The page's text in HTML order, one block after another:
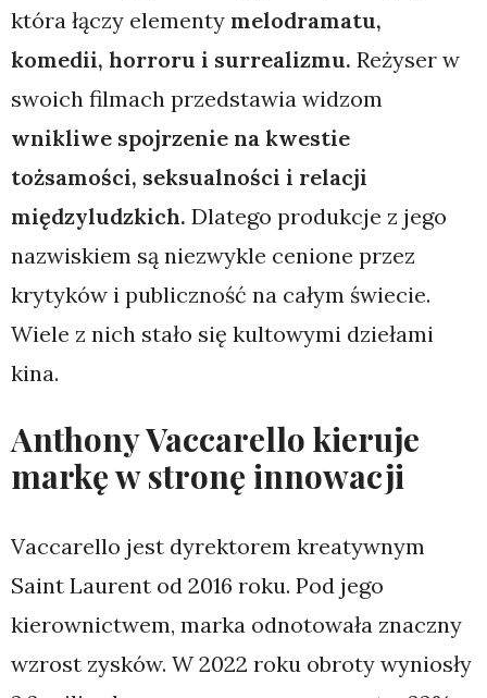
która łączy elementy melodramatu,
komedii, horroru i surrealizmu. Reżyser w
swoich filmach przedstawia widzom
wnikliwe spojrzenie na kwestie
tożsamości, seksualności i relacji
międzyludzkich. Dlatego produkcje z jego
nazwiskiem są niezwykle cenione przez
krytyków i publiczność na całym świecie.
Wiele z nich stało się kultowymi dziełami
kina.
Anthony Vaccarello kieruje
markę w stronę innowacji
Vaccarello jest dyrektorem kreatywnym
Saint Laurent od 2016 roku. Pod jego
kierownictwem, marka odnotowała znaczny
wzrost zysków. W 2022 roku obroty wyniosły